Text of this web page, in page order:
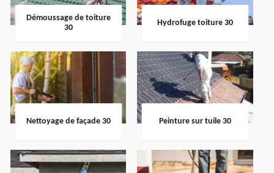
Démoussage de toiture
30
Hydrofuge toiture 30
Nettoyage de façade 30 Peinture sur tuile 30